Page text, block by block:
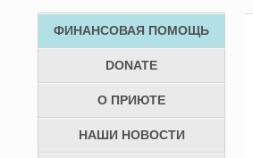
ФИНАНСОВАЯ ПОМОЩЬ
DONATE
О ПРИЮТЕ
НАШИ НОВОСТИ